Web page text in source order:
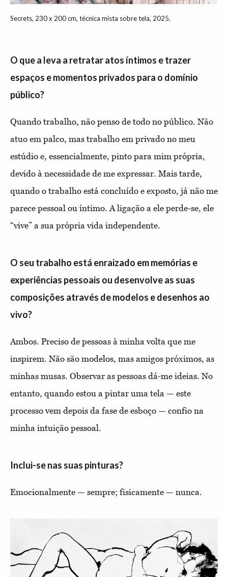
Secrets, 230 x 200 cm, técnica mista sobre tela, 2025.
O que a leva a retratar atos íntimos e trazer
espaços e momentos privados para o domínio
público?
Quando trabalho, não penso de todo no público. Não
atuo em palco, mas trabalho em privado no meu
estúdio e, essencialmente, pinto para mim própria,
devido à necessidade de me expressar. Mais tarde,
quando o trabalho está concluído e exposto, já não me
parece pessoal ou íntimo. A ligação a ele perde-se, ele
“vive” a sua própria vida independente.
O seu trabalho está enraizado em memórias e
experiências pessoais ou desenvolve as suas
composições através de modelos e desenhos ao
vivo?
Ambos. Preciso de pessoas à minha volta que me
inspirem. Não são modelos, mas amigos próximos, as
minhas musas. Observar as pessoas dá-me ideias. No
entanto, quando estou a pintar uma tela — este
processo vem depois da fase de esboço — confio na
minha intuição pessoal.
Inclui-se nas suas pinturas?
Emocionalmente — sempre; fisicamente — nunca.